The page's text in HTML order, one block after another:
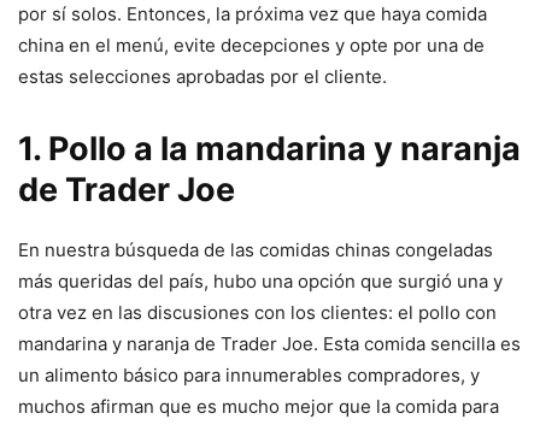
por sí solos. Entonces, la próxima vez que haya comida
china en el menú, evite decepciones y opte por una de
estas selecciones aprobadas por el cliente.
1. Pollo a la mandarina y naranja
de Trader Joe
En nuestra búsqueda de las comidas chinas congeladas
más queridas del país, hubo una opción que surgió una y
otra vez en las discusiones con los clientes: el pollo con
mandarina y naranja de Trader Joe. Esta comida sencilla es
un alimento básico para innumerables compradores, y
muchos afirman que es mucho mejor que la comida para